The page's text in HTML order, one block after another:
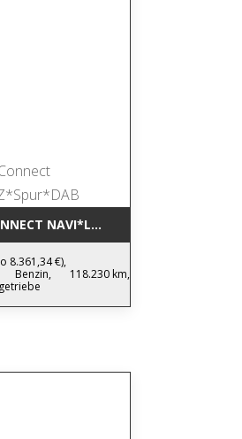
NAVI*LED*LM*SHZ*SPUR*DAB
8.361,34 €),
Benzin,
118.230 km,